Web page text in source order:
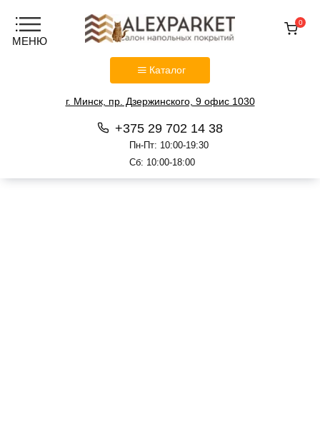
Каталог
г. Минск, пр. Дзержинского, 9 офис 1030
+375 29 702 14 38
Пн-Пт: 10:00-19:30
Сб: 10:00-18:00
0